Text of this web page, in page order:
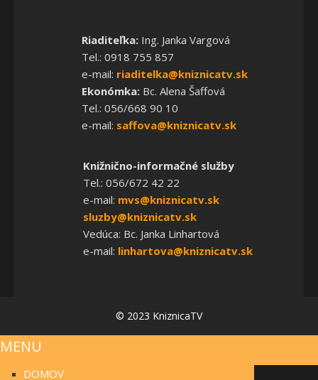
Riaditeľka:Ing. Janka Vargová
Tel.: 0918 755 857
e-mail: riaditelka@kniznicatv.sk
Ekonómka:Bc. Alena Šaffová
Tel.: 056/668 90 10
e-mail: saffova@kniznicatv.sk
Knižnično-informačné služby
Tel.: 056/672 42 22
e-mail: mvs@kniznicatv.sk
sluzby@kniznicatv.sk
Vedúca: Bc. Janka Linhartová
e-mail: linhartova@kniznicatv.sk
© 2023 KniznicaTV
MENU
DOMOV